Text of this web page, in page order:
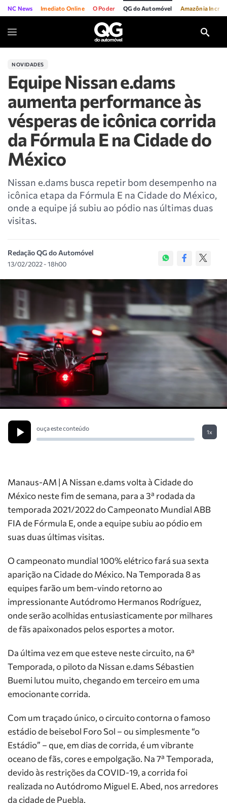
NC News Imediato Online O Poder QG do Automóvel Amazônia
NOVIDADES
Equipe Nissan e.dams
aumenta performance às
vésperas de icônica corrida
da Fórmula E na Cidade do
México
Nissan e.dams busca repetir bom desempenho na
icônica etapa da Fórmula E na Cidade do México,
onde a equipe já subiu ao pódio nas últimas duas
visitas.
Redação QG do Automóvel
13/02/2022 - 18h00
ouça este conteúdo
1x
Manaus-AM | A Nissan e.dams volta à Cidade do
México neste fim de semana, para a 3ª rodada da
temporada 2021/2022 do Campeonato Mundial ABB
FIA de Fórmula E, onde a equipe subiu ao pódio em
suas duas últimas visitas.
O campeonato mundial 100% elétrico fará sua sexta
aparição na Cidade do México. Na Temporada 8 as
equipes farão um bem-vindo retorno ao
impressionante Autódromo Hermanos Rodríguez,
onde serão acolhidas entusiasticamente por milhares
de fãs apaixonados pelos esportes a motor.
Da última vez em que esteve neste circuito, na 6ª
Temporada, o piloto da Nissan e.dams Sébastien
Buemi lutou muito, chegando em terceiro em uma
emocionante corrida.
Com um traçado único, o circuito contorna o famoso
estádio de beisebol Foro Sol – ou simplesmente “o
Estádio” – que, em dias de corrida, é um vibrante
oceano de fãs, cores e empolgação. Na 7ª Temporada,
devido às restrições da COVID-19, a corrida foi
realizada no Autódromo Miguel E. Abed, nos arredores
da cidade de Puebla.